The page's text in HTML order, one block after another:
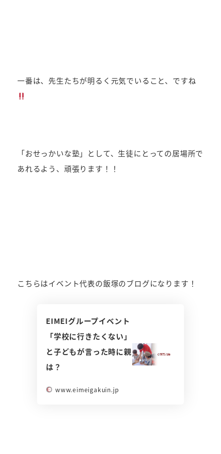
一番は、先生たちが明るく元気でいること、ですね
「おせっかいな塾」として、生徒にとっての居場所で
あれるよう、頑張ります！！
こちらはイベント代表の飯塚のブログになります！
EIMEIグループイベント
「学校に行きたくない」
と子どもが言った時に親
は？
www.eimeigakuin.jp